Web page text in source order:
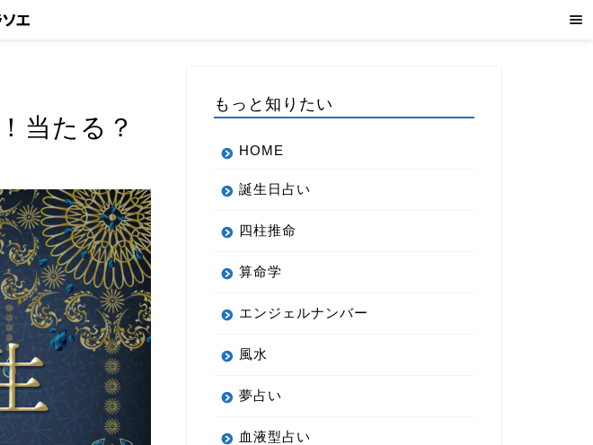
当たる？
もっと知りたい
HOME
誕生日占い
四柱推命
算命学
エンジェルナンバー
風水
夢占い
血液型占い